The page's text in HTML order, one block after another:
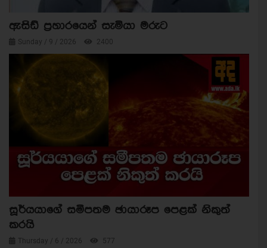
ඇසිඩ් ප්‍රහාරයෙන් සැමියා මරුට
Sunday / 9 / 2026 2400
සූර්යයාගේ සමීපතම ඡායාරූප පෙළක් නිකුත්
කරයි
Thursday / 6 / 2026 577